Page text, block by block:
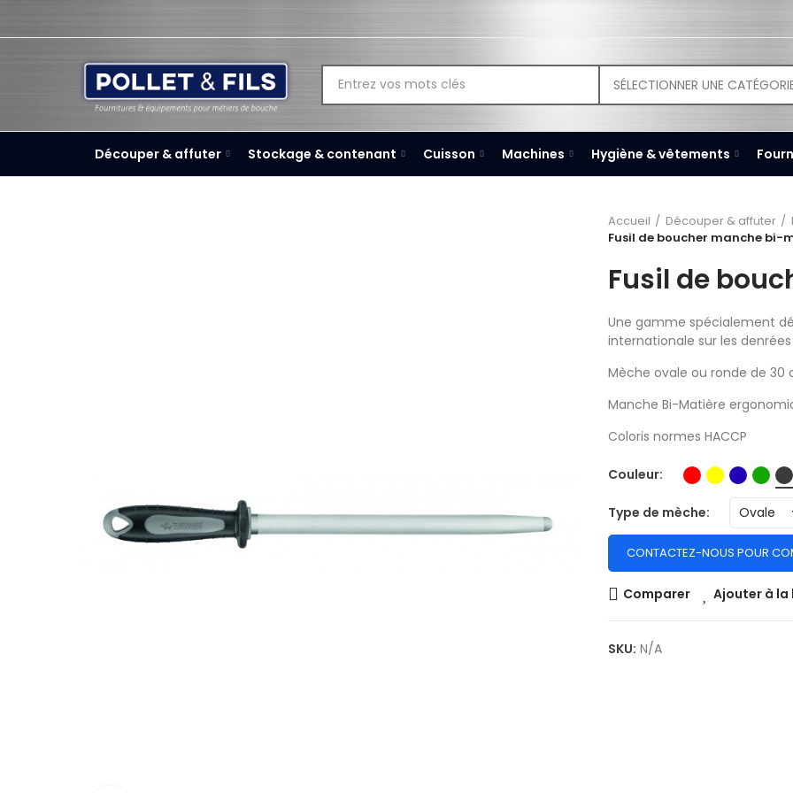
SÉLECTIONNER UNE
Découper & affuter Stockage & contenant Cuisson Machines Hygiène & vêtements
Accueil Découper & affuter
Fusil de boucher manche bi-
Fusil de
Une gamme spécialement
internationale sur les
Mèche ovale ou ronde de 30
Manche Bi-Matière
Coloris normes HACCP
Couleur
Type de mèche
CONTACTEZ-NOUS POUR
Comparer Ajouter à la
SKU: N/A